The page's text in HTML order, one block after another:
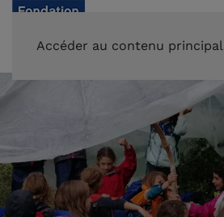
Accéder au contenu principal